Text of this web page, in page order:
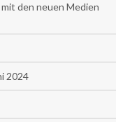
den neuen Medien
2024